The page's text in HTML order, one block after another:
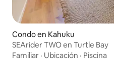
Condo en Kahuku
SEArider TWO en Turtle Bay
Familiar · Ubicación · Piscina